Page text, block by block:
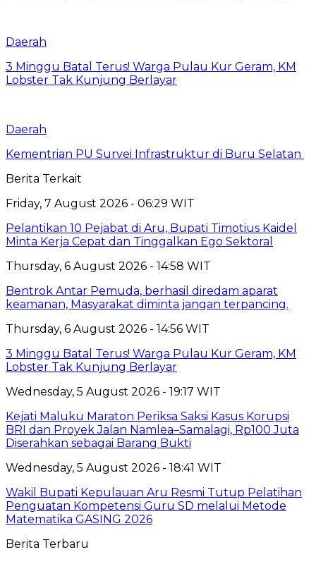
Daerah
3 Minggu Batal Terus! Warga Pulau Kur Geram, KM
Lobster Tak Kunjung Berlayar
Daerah
Kementrian PU Survei Infrastruktur di Buru Selatan
Berita Terkait
Friday, 7 August 2026 - 06:29 WIT
Pelantikan 10 Pejabat di Aru, Bupati Timotius Kaidel
Minta Kerja Cepat dan Tinggalkan Ego Sektoral
Thursday, 6 August 2026 - 14:58 WIT
Bentrok Antar Pemuda, berhasil diredam aparat
keamanan, Masyarakat diminta jangan terpancing.
Thursday, 6 August 2026 - 14:56 WIT
3 Minggu Batal Terus! Warga Pulau Kur Geram, KM
Lobster Tak Kunjung Berlayar
Wednesday, 5 August 2026 - 19:17 WIT
Kejati Maluku Maraton Periksa Saksi Kasus Korupsi
BRI dan Proyek Jalan Namlea–Samalagi, Rp100 Juta
Diserahkan sebagai Barang Bukti
Wednesday, 5 August 2026 - 18:41 WIT
Wakil Bupati Kepulauan Aru Resmi Tutup Pelatihan
Penguatan Kompetensi Guru SD melalui Metode
Matematika GASING 2026
Berita Terbaru